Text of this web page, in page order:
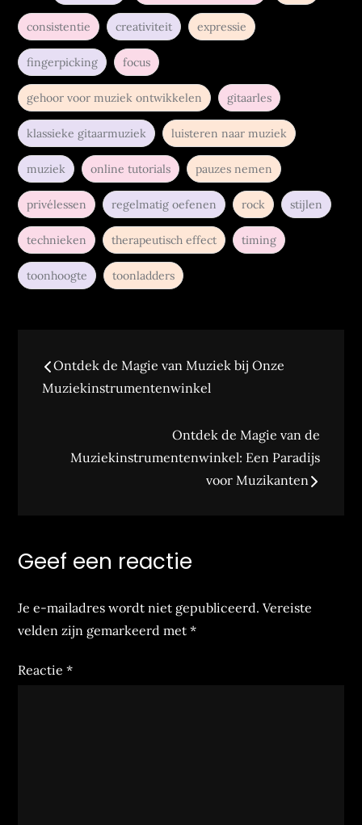
consistentie creativiteit expressie
fingerpicking focus
gehoor voor muziek ontwikkelen gitaarles
klassieke gitaarmuziek luisteren naar muziek
muziek online tutorials pauzes nemen
privélessen regelmatig oefenen rock stijlen
technieken therapeutisch effect timing
toonhoogte toonladders
Bericht
navigatie
Ontdek de Magie van Muziek bij Onze
Muziekinstrumentenwinkel
Ontdek de Magie van de
Muziekinstrumentenwinkel: Een Paradijs
voor Muzikanten
Geef een reactie
Je e-mailadres wordt niet gepubliceerd. Vereiste
velden zijn gemarkeerd met*
Reactie*